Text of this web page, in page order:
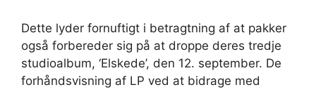
Dette lyder fornuftigt i betragtning af at pakker
også forbereder sig på at droppe deres tredje
studioalbum, ‘Elskede’, den 12. september. De
forhåndsvisning af LP ved at bidrage med